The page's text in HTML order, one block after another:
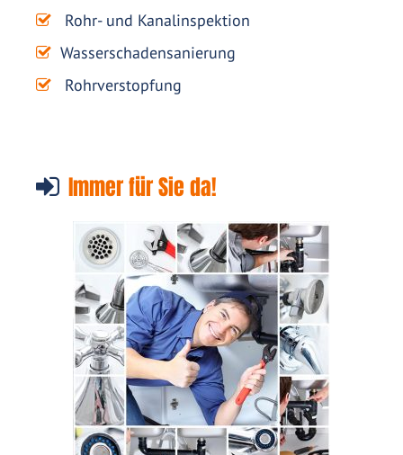
Rohr- und Kanalinspektion
Wasserschadensanierung
Rohrverstopfung
Immer für Sie da!